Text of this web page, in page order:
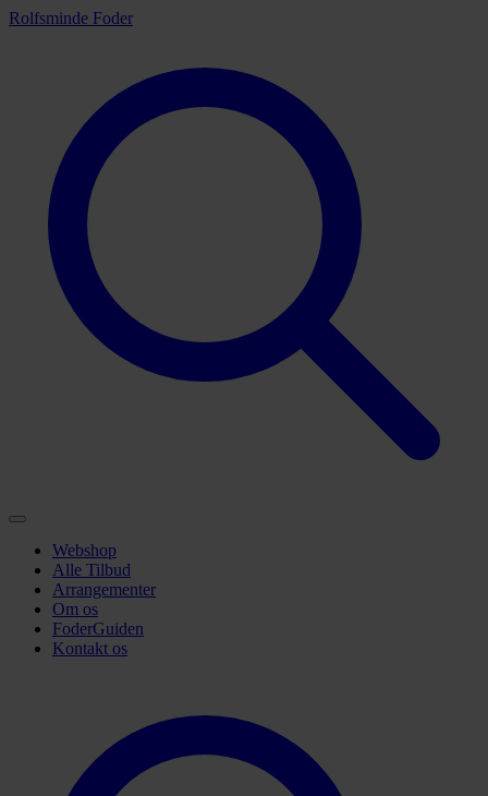
Rolfsminde Foder
Webshop
Alle Tilbud
Arrangementer
Om os
FoderGuiden
Kontakt os